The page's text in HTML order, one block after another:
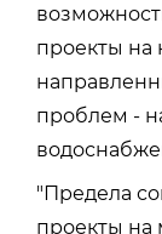
проекты на
проблем -
"Предела
проекты на